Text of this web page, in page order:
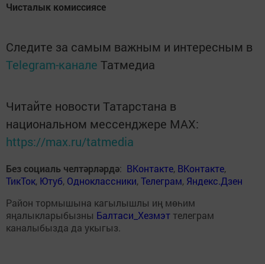
Чисталык комиссиясе
Следите за самым важным и интересным в
Telegram-канале Татмедиа
Читайте новости Татарстана в
национальном мессенджере MАХ:
https://max.ru/tatmedia
Без социаль челтәрләрдә: ВКонтакте, ВКонтакте,
ТикТок, Ютуб, Одноклассники,Телеграм, Яндекс.Дзен
Район тормышына кагылышлы иң мөһим
яңалыкларыбызны Балтаси_Хезмэт телеграм
каналыбызда да укыгыз.